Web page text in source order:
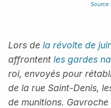
Source
Lors de la révolte de
affrontent les gardes
roi, envoyés pour
de la rue Saint-Denis,
de munitions.